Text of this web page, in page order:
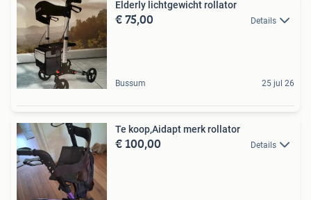
Elderly lichtgewicht rollator
€ 75,00 Details
Bussum 25 jul 26
Te koop,Aidapt merk rollator
€ 100,00 Details